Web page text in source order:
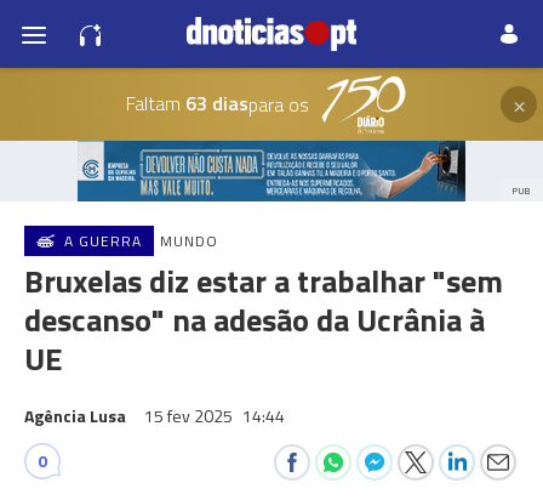
Faltam 63 diaspara os ×
PUB
A GUERRA MUNDO
Bruxelas diz estar a trabalhar "sem
descanso" na adesão da Ucrânia à
UE
Agência Lusa 15 fev 2025 14:44
0